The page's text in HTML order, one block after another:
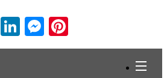
Telegram
LinkedIn
Messenger